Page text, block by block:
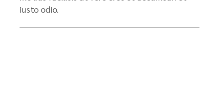
iusto odio.